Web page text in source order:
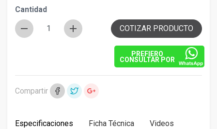
Cantidad
remove add COTIZAR PRODUCTO
PREFIERO
CONSULTAR POR
Compartir
Especificaciones Ficha Técnica Videos